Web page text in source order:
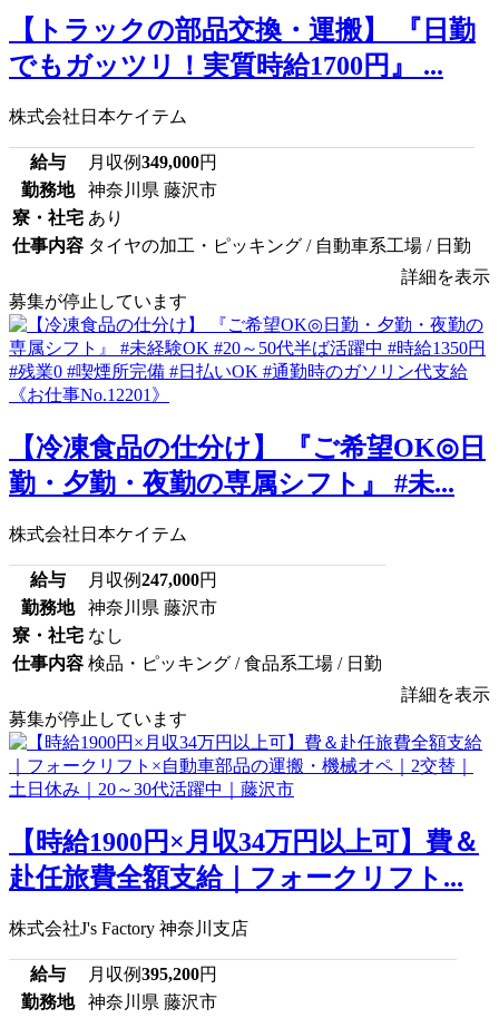
【トラックの部品交換・運搬】 『日勤
でもガッツリ！実質時給1700円』 ...
株式会社日本ケイテム
給与 月収例349,000円
勤務地
神奈川県 藤沢市
寮・社宅 あり
仕事内容 タイヤの加工・ピッキング / 自動車系工場 / 日勤
詳細を表示
募集が停止しています
【冷凍食品の仕分け】 『ご希望OK◎日
勤・夕勤・夜勤の専属シフト』 #未...
株式会社日本ケイテム
給与 月収例247,000円
勤務地
神奈川県 藤沢市
寮・社宅 なし
仕事内容 検品・ピッキング / 食品系工場 / 日勤
詳細を表示
募集が停止しています
【時給1900円×月収34万円以上可】費＆
赴任旅費全額支給｜フォークリフト...
株式会社J's Factory 神奈川支店
給与 月収例395,200円
勤務地
神奈川県 藤沢市